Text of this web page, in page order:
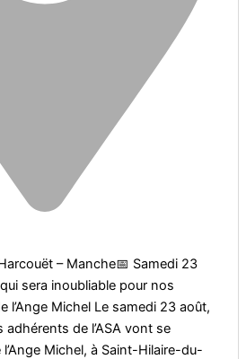
– Manche📅 Samedi 23
sera inoubliable pour nos
l’Ange Michel Le samedi 23 août,
adhérents de l’ASA vont se
Michel, à Saint-Hilaire-du-